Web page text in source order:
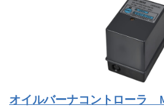
オイルバーナコントローラ